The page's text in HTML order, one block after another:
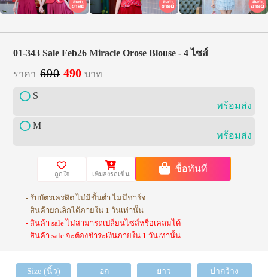
01-343 Sale Feb26 Miracle Orose Blouse - 4 ไซส์
ราคา 690 490บาท
S
พร้อมส่ง
M
พร้อมส่ง
ถูกใจ เพิ่มลงรถเข็น
ซื้อทันที
- รับบัตรเครดิต ไม่มีขั้นต่ำ ไม่มีชาร์จ
- สินค้ายกเลิกได้ภายใน 1 วันเท่านั้น
- สินค้า sale ไม่สามารถเปลี่ยนไซส์หรือเคลมได้
- สินค้า sale จะต้องชำระเงินภายใน 1 วันเท่านั้น
Size (นิ้ว)
อก
ยาว
บ่ากว้าง